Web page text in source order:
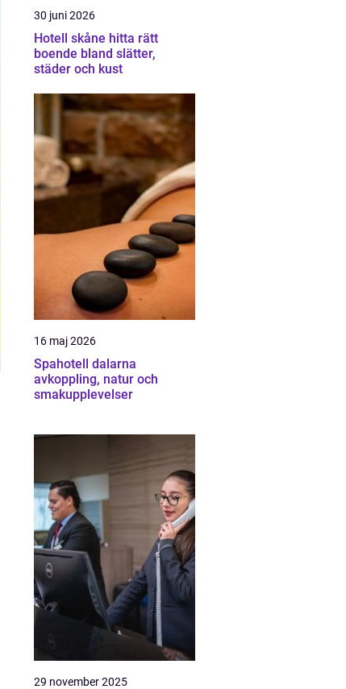
30 juni 2026
Hotell skåne hitta rätt
boende bland slätter,
städer och kust
16 maj 2026
Spahotell dalarna
avkoppling, natur och
smakupplevelser
29 november 2025